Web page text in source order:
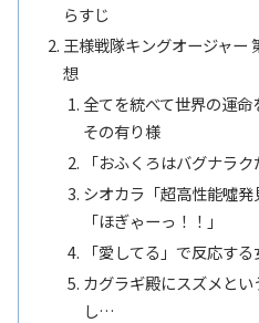
らすじ
王様戦隊キングオージャー
想
全てを統べて世界の運
その有り様
「おふくろはバグナラク
シオカラ「超高性能噓
「ほぎゃーっ！！」
「愛してる」で反応す
カグラギ殿にスズメと
し…